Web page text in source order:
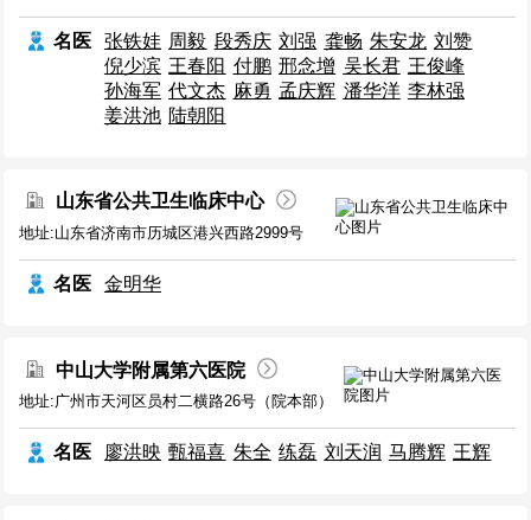
名医 张铁娃 周毅 段秀庆 刘强 龚畅 朱安龙 刘赞
倪少滨 王春阳 付鹏 邢念增 吴长君 王俊峰
孙海军 代文杰 麻勇 孟庆辉 潘华洋 李林强
姜洪池 陆朝阳
山东省公共卫生临床中心
地址:山东省济南市历城区港兴西路2999号
名医 金明华
中山大学附属第六医院
地址:广州市天河区员村二横路26号（院本部）
名医 廖洪映 甄福喜 朱全 练磊 刘天润 马腾辉 王辉